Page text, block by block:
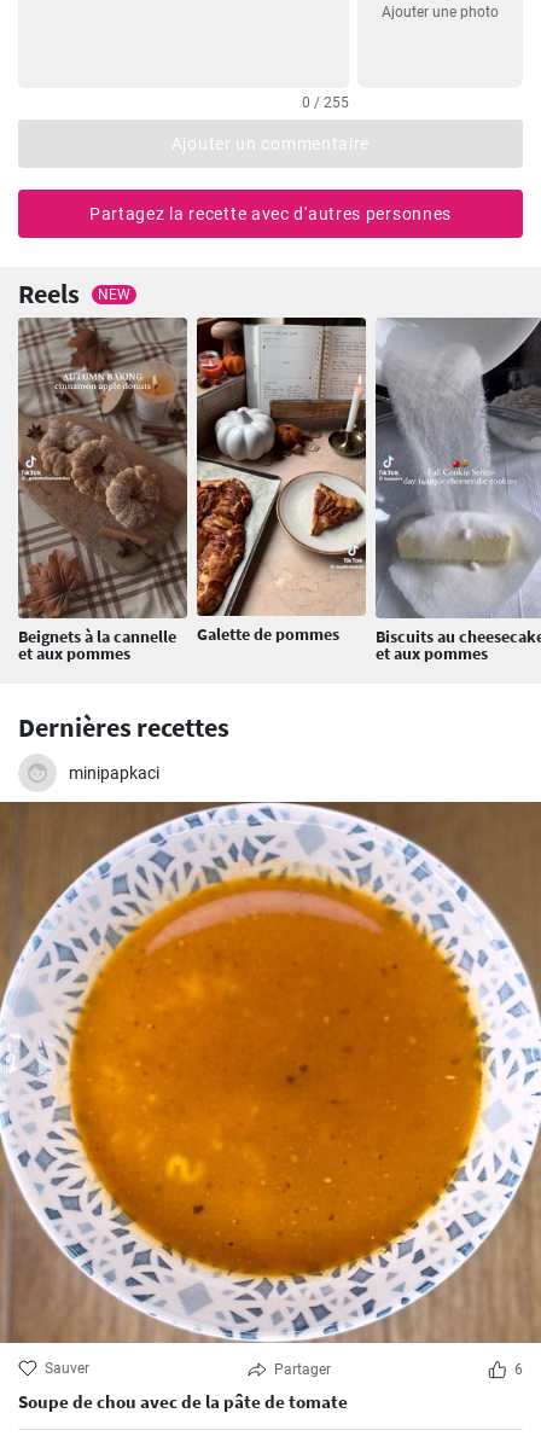
0 / 255
Ajouter une photo
Ajouter un commentaire
Partagez la recette avec d'autres personnes
Reels NEW
Beignets à la cannelle
et aux pommes
Galette de pommes Biscuits au
et aux pommes
Dernières recettes
minipapkaci
Sauver Partager 6
Soupe de chou avec de la pâte de tomate